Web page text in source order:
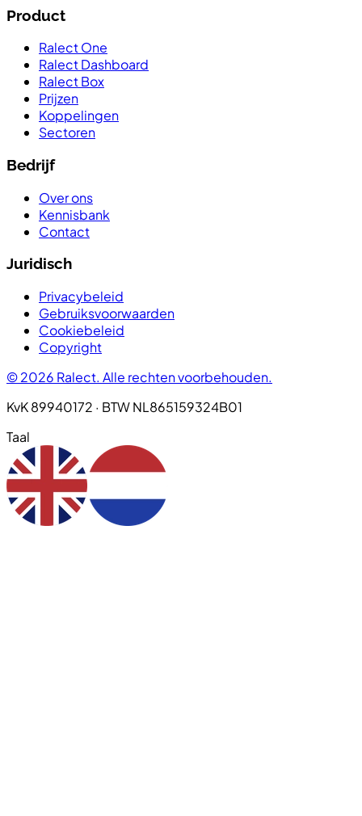
Product
Ralect One
Ralect Dashboard
Ralect Box
Prijzen
Koppelingen
Sectoren
Bedrijf
Over ons
Kennisbank
Contact
Juridisch
Privacybeleid
Gebruiksvoorwaarden
Cookiebeleid
Copyright
© 2026 Ralect. Alle rechten voorbehouden.
KvK 89940172 · BTW NL865159324B01
Taal